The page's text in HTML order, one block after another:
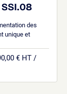
des
unique et
€ HT /